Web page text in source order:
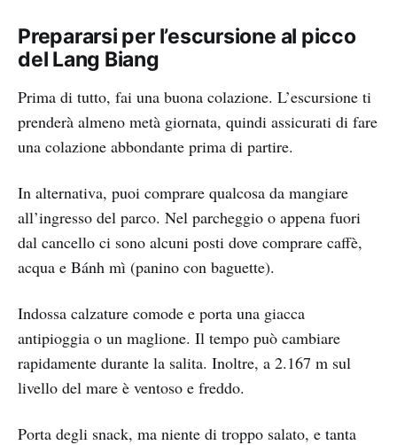
Prepararsi per l’escursione al picco
del Lang Biang
Prima di tutto, fai una buona colazione. L’escursione ti
prenderà almeno metà giornata, quindi assicurati di fare
una colazione abbondante prima di partire.
In alternativa, puoi comprare qualcosa da mangiare
all’ingresso del parco. Nel parcheggio o appena fuori
dal cancello ci sono alcuni posti dove comprare caffè,
acqua e Bánh mì (panino con baguette).
Indossa calzature comode e porta una giacca
antipioggia o un maglione. Il tempo può cambiare
rapidamente durante la salita. Inoltre, a 2.167 m sul
livello del mare è ventoso e freddo.
Porta degli snack, ma niente di troppo salato, e tanta